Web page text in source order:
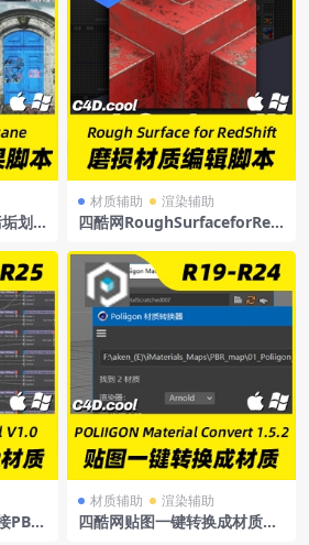
划
材质辅助 渲染辅助
四酷网RoughSurfaceforRed
PBR
材质辅助 渲染辅助
四酷网贴图一键转换成材质